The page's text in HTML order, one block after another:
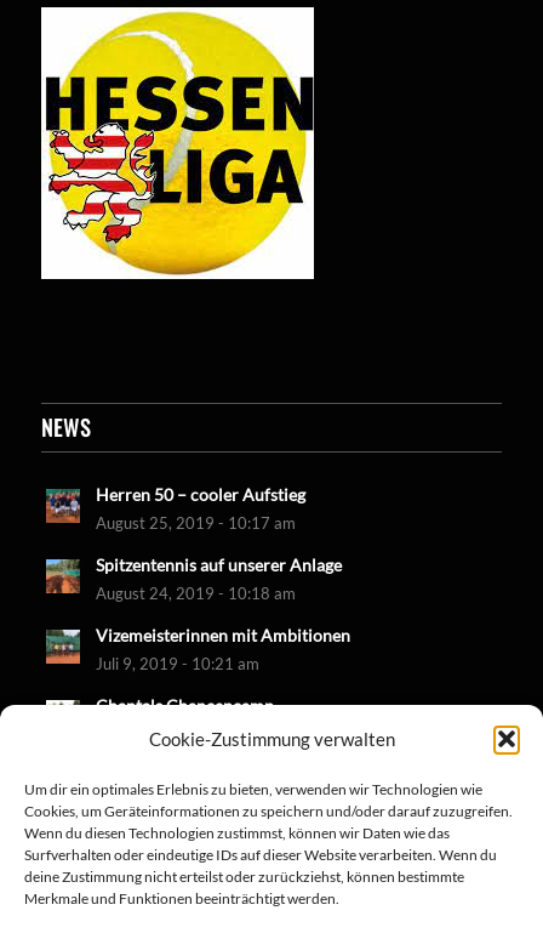
Cookie-Zustimmung verwalten
Um dir ein optimales Erlebnis zu bieten, verwenden wir Technologien wie
Cookies, um Geräteinformationen zu speichern und/oder darauf zuzugreifen.
Wenn du diesen Technologien zustimmst, können wir Daten wie das
Surfverhalten oder eindeutige IDs auf dieser Website verarbeiten. Wenn du
deine Zustimmung nicht erteilst oder zurückziehst, können bestimmte
Merkmale und Funktionen beeinträchtigt werden.
NEWS
Herren 50 – cooler Aufstieg
August 25, 2019 - 10:17 am
Spitzentennis auf unserer Anlage
August 24, 2019 - 10:18 am
Vizemeisterinnen mit Ambitionen
Juli 9, 2019 - 10:21 am
Chantals Chancencamp
Juni 30, 2019 - 10:18 am